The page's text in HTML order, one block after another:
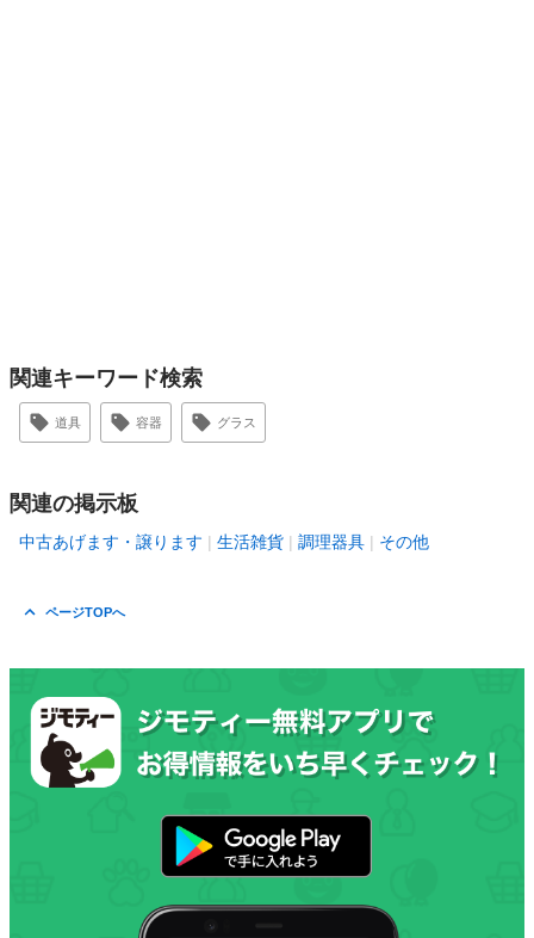
関連キーワード検索
道具 容器 グラス
関連の掲示板
中古あげます・譲ります 生活雑貨 調理器具 その他
ページTOPへ